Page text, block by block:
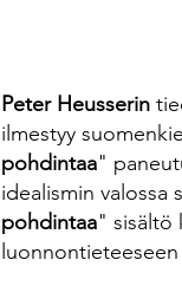
Peter Heusserin
ilmestyy
pohdintaa"
idealismin valossa
pohdintaa" sisältö